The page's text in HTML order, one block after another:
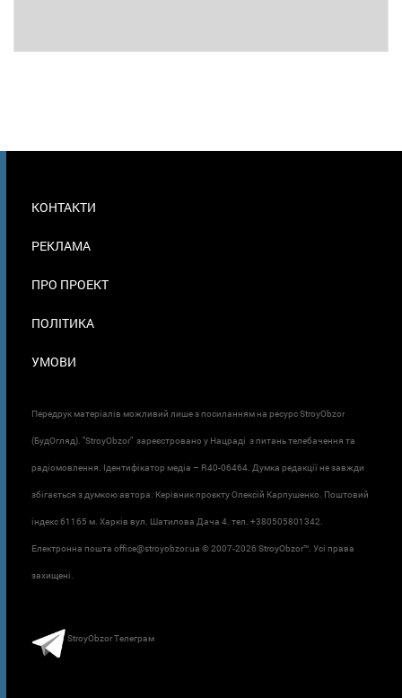
В
КОНТАКТИ
РЕКЛАМА
ПРО ПРОЕКТ
ПОЛІТИКА
УМОВИ
Передрук матеріалів можливий лише з посиланням на ресурс StroyObzor
(БудОгляд). "StroyObzor" зареєстровано у Нацраді з питань телебачення та
радіомовлення. Ідентифікатор медіа – R40-06464. Думка редакції не завжди
збігається з думкою автора. Керівник проєкту Олексій Карпушенко. Поштовий
індекс 61165 м. Харків вул. Шатилова Дача 4. тел. +380505801342.
Електронна пошта office@stroyobzor.ua © 2007-2026 StroyObzor™. Усі права
захищені.
StroyObzor Телеграм